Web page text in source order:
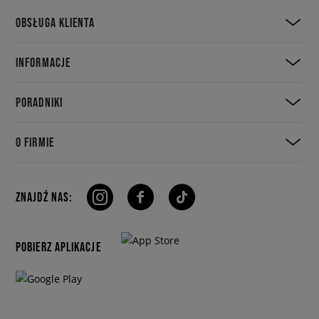
OBSŁUGA KLIENTA
INFORMACJE
PORADNIKI
O FIRMIE
ZNAJDŹ NAS:
POBIERZ APLIKACJE